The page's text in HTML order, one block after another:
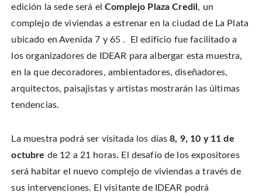
F
c
e
b
o
k
O
p
e
n
i
w
n
o
w
w
i
t
t
r
O
p
e
n
i
n
e
n
o
w
)
P
n
t
e
r
s
(
O
p
e
w
i
d
o
w
)
i
t
o
a
f
i
n
d
(
O
n
w
i
n
o
edición la sede será elComplejo Plaza Credil , un
complejo de viviendas a estrenar en la ciudad de La Plata
ubicado en Avenida 7 y 65 . El edificio fue facilitado a
los organizadores de IDEAR para albergar esta muestra,
en la que decoradores, ambientadores, diseñadores,
arquitectos, paisajistas y artistas mostrarán las últimas
tendencias.
La muestra podrá ser visitada los días8, 9, 10 y 11 de
octubre de 12 a 21 horas. El desafío de los expositores
será habitar el nuevo complejo de viviendas a través de
sus intervenciones. El visitante de IDEAR podrá